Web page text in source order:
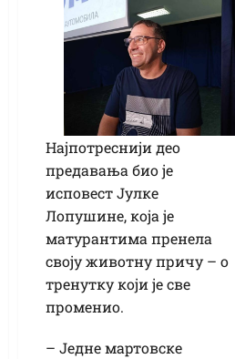
Најпотреснији део
предавања био је
исповест Јулке
Лопушине, која је
матурантима пренела
своју животну причу – о
тренутку који је све
променио.
– Једне мартовске